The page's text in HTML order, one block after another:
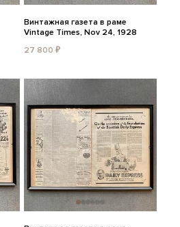
Винтажная газета в раме
Vintage Times, Nov 24, 1928
27 800 ₽